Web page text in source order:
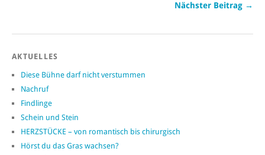
Nächster Beitrag →
AKTUELLES
Diese Bühne darf nicht verstummen
Nachruf
Findlinge
Schein und Stein
HERZSTÜCKE – von romantisch bis chirurgisch
Hörst du das Gras wachsen?